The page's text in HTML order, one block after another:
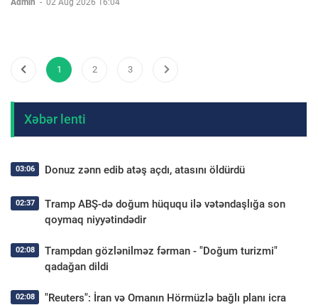
1 2 3
Xəbər lenti
03:06 Donuz zənn edib atəş açdı, atasını öldürdü
02:37
Tramp ABŞ-də doğum hüququ ilə vətəndaşlığa son
qoymaq niyyətindədir
02:08
Trampdan gözlənilməz fərman - "Doğum turizmi"
qadağan dildi
02:08
"Reuters": İran və Omanın Hörmüzlə bağlı planı icra